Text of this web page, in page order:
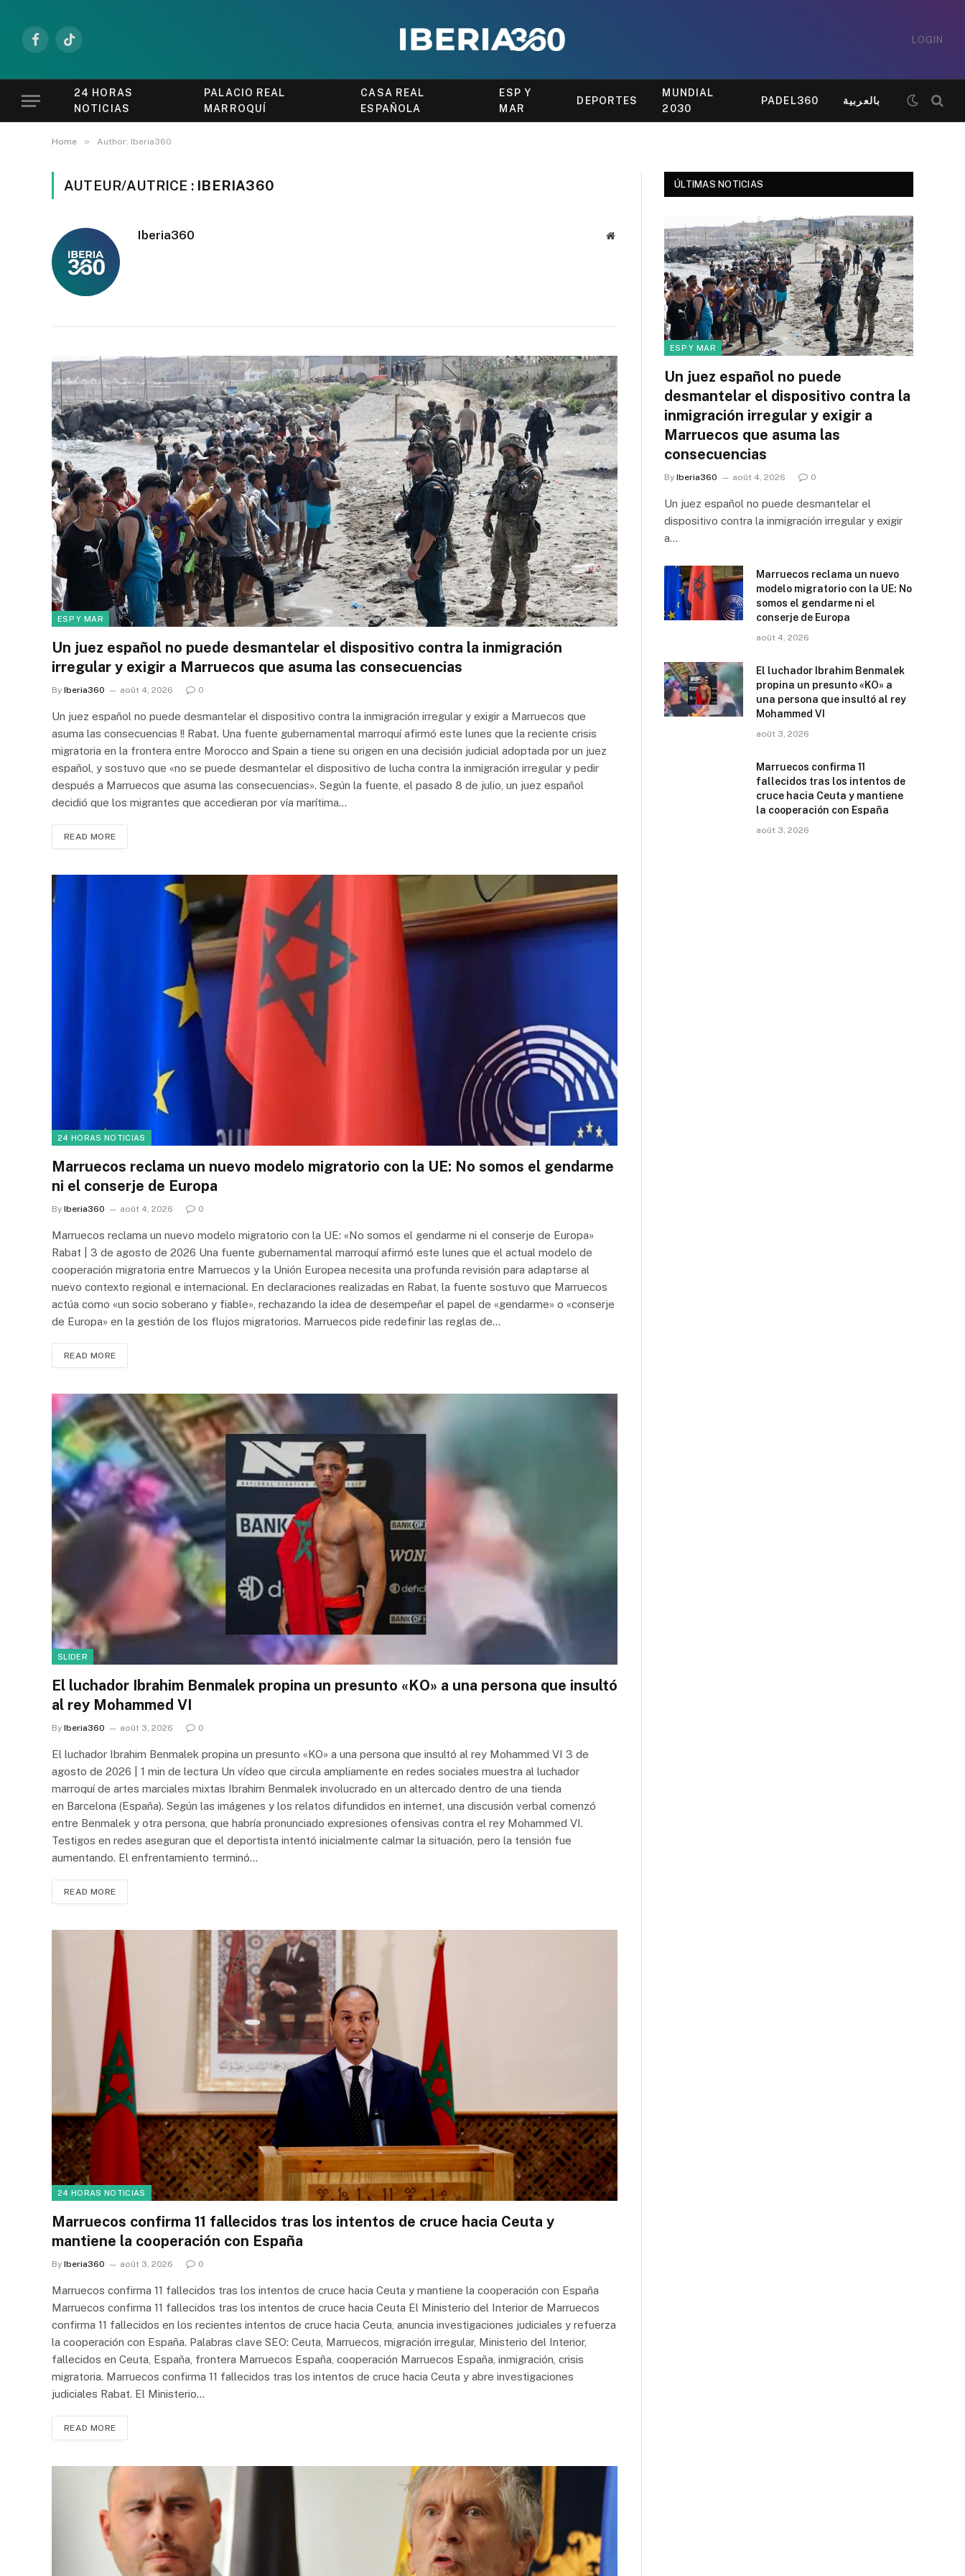
FacebookTikTok
LOGIN
24 HORAS
NOTICIAS
PALACIO REAL
MARROQUÍ
CASA REAL
ESPAÑOLA
ESP Y
MAR
DEPORTES
MUNDIAL
2030
PADEL360 بالعربية
Home » Author: Iberia360
AUTEUR/AUTRICE : IBERIA360
Iberia360 Website
ESP Y MAR
Un juez español no puede desmantelar el dispositivo contra la inmigración
irregular y exigir a Marruecos que asuma las consecuencias
By Iberia360 août 4, 2026 0
Un juez español no puede desmantelar el dispositivo contra la inmigración irregular y exigir a Marruecos que
asuma las consecuencias !! Rabat. Una fuente gubernamental marroquí afirmó este lunes que la reciente crisis
migratoria en la frontera entre Morocco and Spain a tiene su origen en una decisión judicial adoptada por un juez
español, y sostuvo que «no se puede desmantelar el dispositivo de lucha contra la inmigración irregular y pedir
después a Marruecos que asuma las consecuencias». Según la fuente, el pasado 8 de julio, un juez español
decidió que los migrantes que accedieran por vía marítima…
READ MORE
24 HORAS NOTICIAS
Marruecos reclama un nuevo modelo migratorio con la UE: No somos el gendarme
ni el conserje de Europa
By Iberia360 août 4, 2026 0
Marruecos reclama un nuevo modelo migratorio con la UE: «No somos el gendarme ni el conserje de Europa»
Rabat | 3 de agosto de 2026 Una fuente gubernamental marroquí afirmó este lunes que el actual modelo de
cooperación migratoria entre Marruecos y la Unión Europea necesita una profunda revisión para adaptarse al
nuevo contexto regional e internacional. En declaraciones realizadas en Rabat, la fuente sostuvo que Marruecos
actúa como «un socio soberano y fiable», rechazando la idea de desempeñar el papel de «gendarme» o «conserje
de Europa» en la gestión de los flujos migratorios. Marruecos pide redefinir las reglas de…
READ MORE
SLIDER
El luchador Ibrahim Benmalek propina un presunto «KO» a una persona que insultó
al rey Mohammed VI
By Iberia360 août 3, 2026 0
El luchador Ibrahim Benmalek propina un presunto «KO» a una persona que insultó al rey Mohammed VI 3 de
agosto de 2026 | 1 min de lectura Un vídeo que circula ampliamente en redes sociales muestra al luchador
marroquí de artes marciales mixtas Ibrahim Benmalek involucrado en un altercado dentro de una tienda
en Barcelona (España). Según las imágenes y los relatos difundidos en internet, una discusión verbal comenzó
entre Benmalek y otra persona, que habría pronunciado expresiones ofensivas contra el rey Mohammed VI.
Testigos en redes aseguran que el deportista intentó inicialmente calmar la situación, pero la tensión fue
aumentando. El enfrentamiento terminó…
READ MORE
24 HORAS NOTICIAS
Marruecos confirma 11 fallecidos tras los intentos de cruce hacia Ceuta y
mantiene la cooperación con España
By Iberia360 août 3, 2026 0
Marruecos confirma 11 fallecidos tras los intentos de cruce hacia Ceuta y mantiene la cooperación con España
Marruecos confirma 11 fallecidos tras los intentos de cruce hacia Ceuta El Ministerio del Interior de Marruecos
confirma 11 fallecidos en los recientes intentos de cruce hacia Ceuta, anuncia investigaciones judiciales y refuerza
la cooperación con España. Palabras clave SEO: Ceuta, Marruecos, migración irregular, Ministerio del Interior,
fallecidos en Ceuta, España, frontera Marruecos España, cooperación Marruecos España, inmigración, crisis
migratoria. Marruecos confirma 11 fallecidos tras los intentos de cruce hacia Ceuta y abre investigaciones
judiciales Rabat. El Ministerio…
READ MORE
ÚLTIMAS NOTICIAS
ESP Y MAR
Un juez español no puede
desmantelar el dispositivo contra la
inmigración irregular y exigir a
Marruecos que asuma las
consecuencias
By Iberia360 août 4, 2026 0
Un juez español no puede desmantelar el
dispositivo contra la inmigración irregular y exigir
a…
Marruecos reclama un nuevo
modelo migratorio con la UE: No
somos el gendarme ni el
conserje de Europa
août 4, 2026
El luchador Ibrahim Benmalek
propina un presunto «KO» a
una persona que insultó al rey
Mohammed VI
août 3, 2026
Marruecos confirma 11
fallecidos tras los intentos de
cruce hacia Ceuta y mantiene
la cooperación con España
août 3, 2026